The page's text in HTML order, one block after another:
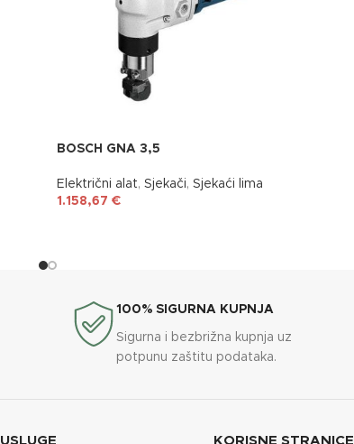
BOSCH GNA 3,5
Električni alat, Sjekači, Sjekaći lima
1.158,67 €
100% SIGURNA KUPNJA
Sigurna i bezbrižna kupnja uz
potpunu zaštitu podataka.
USLUGE KORISNE STRANICE